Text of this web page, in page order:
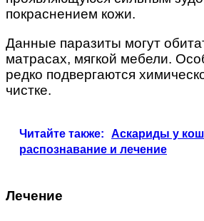
покраснением кожи.
Данные паразиты могут
матрасах, мягкой мебели.
редко подвергаются
чистке.
Читайте также:
Аскариды у
распознавание и лечение
Лечение